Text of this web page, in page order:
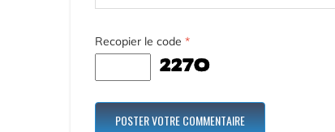
Recopier le code *